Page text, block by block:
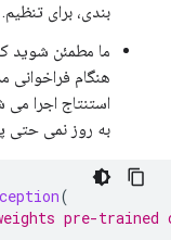
بندی، برای تنظیم.
ما مطمئن شوید
هنگام فراخوانی
به روز نمی حتی
(
pre-trained